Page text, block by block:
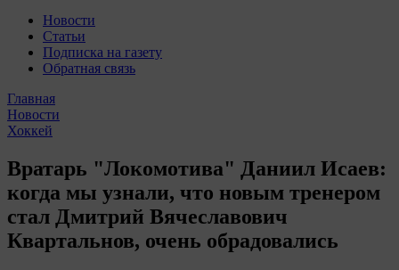
Новости
Статьи
Подписка на газету
Обратная связь
Главная
Новости
Хоккей
Вратарь "Локомотива" Даниил Исаев:
когда мы узнали, что новым тренером
стал Дмитрий Вячеславович
Квартальнов, очень обрадовались